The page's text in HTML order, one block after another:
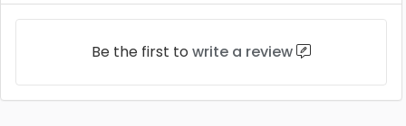
Be the first to write a review